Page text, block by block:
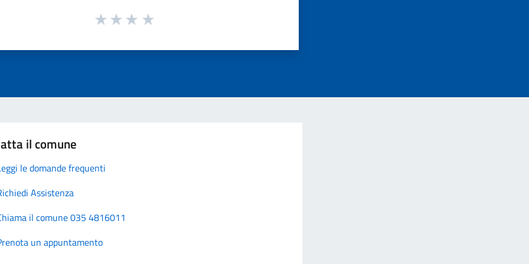
il comune
le domande frequenti
Assistenza
il comune 035 4816011
un appuntamento